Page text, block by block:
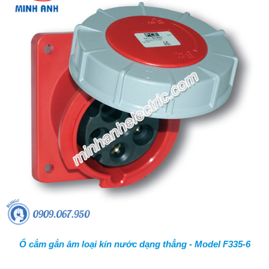
Ổ cắm gắn âm loại kín nước dạng thẳng - Model F335-6